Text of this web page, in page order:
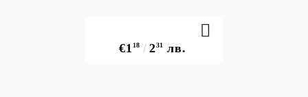
€1 18 231 лв.